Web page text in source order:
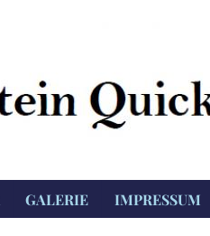
GALERIE IMPRESSUM